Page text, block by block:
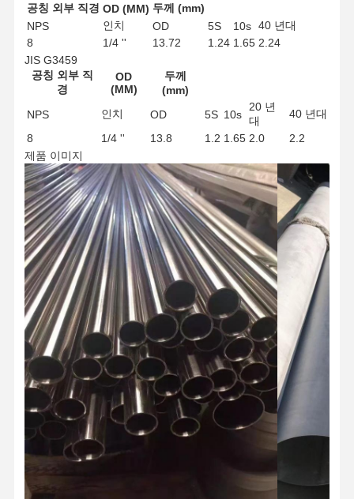
제품 소개 동영상 회사 소개
공장 투어 품질 관리 연락처 뉴스
모든 케이스
스테인리스 스틸 부트 웰드 파이프 피팅
스테인레스 스틸의 나사 파이프 피팅
스테인레스 강 안출된 관 이음쇠
스테인레스 강 플랜지
공칭 외부 직경 OD (MM) 두께 (mm)
NPS
인치 OD 5S 10s 40 년대
8
1/4 '' 13.72 1.24 1.65 2.24
JIS G3459
공칭 외부 직
경
OD
(MM)
두께
(mm)
NPS
인치 OD 5S 10s
20 년
대
40 년대
8
1/4 '' 13.8 1.2 1.65 2.0
2.2
제품 이미지